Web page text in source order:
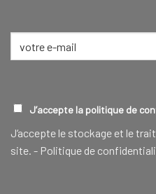
RGPD(NÉCESSAIRE)
J’accepte la politique de
J‘accepte le stockage et le
site. - Politique de